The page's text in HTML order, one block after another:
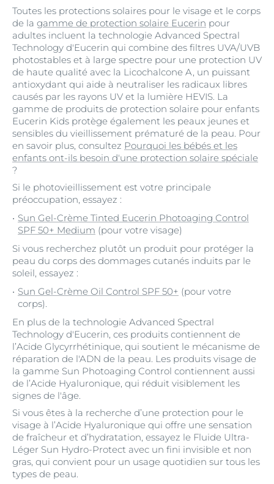
Toutes les protections solaires pour le visage et le corps
de la gamme de protection solaire Eucerin pour
adultes incluent la technologie Advanced Spectral
Technology d'Eucerin qui combine des filtres UVA/UVB
photostables et à large spectre pour une protection UV
de haute qualité avec la Licochalcone A, un puissant
antioxydant qui aide à neutraliser les radicaux libres
causés par les rayons UV et la lumière HEVIS. La
gamme de produits de protection solaire pour enfants
Eucerin Kids protège également les peaux jeunes et
sensibles du vieillissement prématuré de la peau. Pour
en savoir plus, consultez Pourquoi les bébés et les
enfants ont-ils besoin d'une protection solaire spéciale
?
Si le photovieillissement est votre principale
préoccupation, essayez :
Sun Gel-Crème Tinted Eucerin Photoaging Control
SPF 50+ Medium (pour votre visage)
Si vous recherchez plutôt un produit pour protéger la
peau du corps des dommages cutanés induits par le
soleil, essayez :
Sun Gel-Crème Oil Control SPF 50+ (pour votre
corps).
En plus de la technologie Advanced Spectral
Technology d'Eucerin, ces produits contiennent de
l’Acide Glycyrrhétinique, qui soutient le mécanisme de
réparation de l'ADN de la peau. Les produits visage de
la gamme Sun Photoaging Control contiennent aussi
de l’Acide Hyaluronique, qui réduit visiblement les
signes de l'âge.
Si vous êtes à la recherche d’une protection pour le
visage à l’Acide Hyaluronique qui offre une sensation
de fraîcheur et d’hydratation, essayez le Fluide Ultra-
Léger Sun Hydro-Protect avec un fini invisible et non
gras, qui convient pour un usage quotidien sur tous les
types de peau.